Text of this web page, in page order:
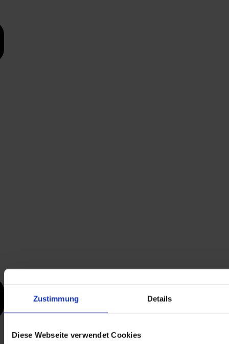
Zustimmung Details
Diese Webseite verwendet Cookies